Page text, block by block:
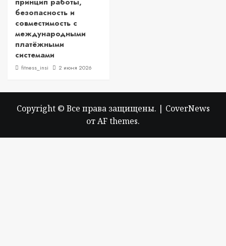
безопасность и
совместимость с
международными
платёжными
системами
fitness_insi 2 июня 2026
Copyright © Все права защищены. | CoverNews
от AF themes.